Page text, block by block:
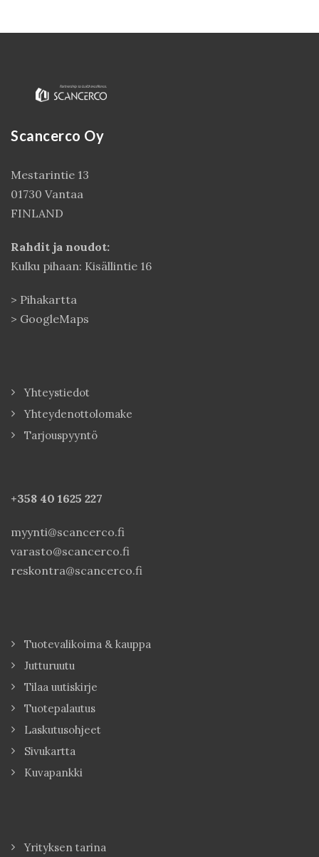
Scancerco Oy
Mestarintie 13
01730 Vantaa
FINLAND
Rahdit ja noudot:
Kulku pihaan: Kisällintie 16
> Pihakartta
> GoogleMaps
Yhteystiedot
Yhteydenottolomake
Tarjouspyyntö
+358 40 1625 227
myynti@scancerco.fi
varasto@scancerco.fi
reskontra@scancerco.fi
Tuotevalikoima & kauppa
Jutturuutu
Tilaa uutiskirje
Tuotepalautus
Laskutusohjeet
Sivukartta
Kuvapankki
Yrityksen tarina